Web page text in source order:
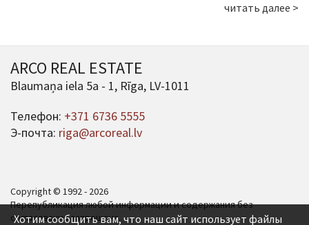
читать далее >
ARCO REAL ESTATE
Blaumaņa iela 5a - 1, Rīga, LV-1011
Телефон: +371 6736 5555
Э-почта: riga@arcoreal.lv
Copyright © 1992 - 2026
Перепубликация любой информации и содержания без
согласования запрещена.
Хотим сообщить вам, что наш сайт использует файлы